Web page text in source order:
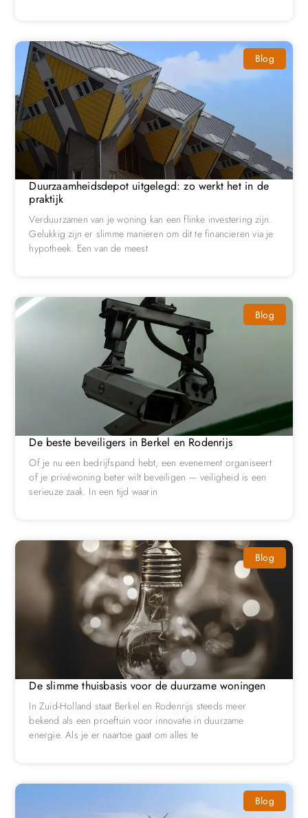
Blog
Duurzaamheidsdepot uitgelegd: zo werkt het in de
praktijk
Verduurzamen van je woning kan een flinke investering zijn.
Gelukkig zijn er slimme manieren om dit te financieren via je
hypotheek. Een van de meest
Blog
De beste beveiligers in Berkel en Rodenrijs
Of je nu een bedrijfspand hebt, een evenement organiseert
of je privéwoning beter wilt beveiligen — veiligheid is een
serieuze zaak. In een tijd waarin
Blog
De slimme thuisbasis voor de duurzame woningen
In Zuid-Holland staat Berkel en Rodenrijs steeds meer
bekend als een proeftuin voor innovatie in duurzame
energie. Als je er naartoe gaat om alles te
Blog